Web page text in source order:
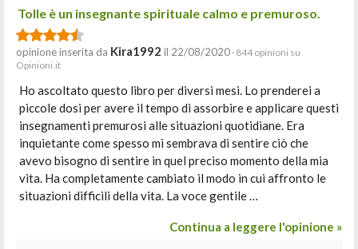
Tolle è un insegnante spirituale calmo e premuroso.
opinione inserita da Kira1992 il 22/08/2020 · 844 opinioni su
Opinioni.it
Ho ascoltato questo libro per diversi mesi. Lo prenderei a
piccole dosi per avere il tempo di assorbire e applicare questi
insegnamenti premurosi alle situazioni quotidiane. Era
inquietante come spesso mi sembrava di sentire ciò che
avevo bisogno di sentire in quel preciso momento della mia
vita. Ha completamente cambiato il modo in cui affronto le
situazioni difficili della vita. La voce gentile …
Continua a leggere l'opinione »